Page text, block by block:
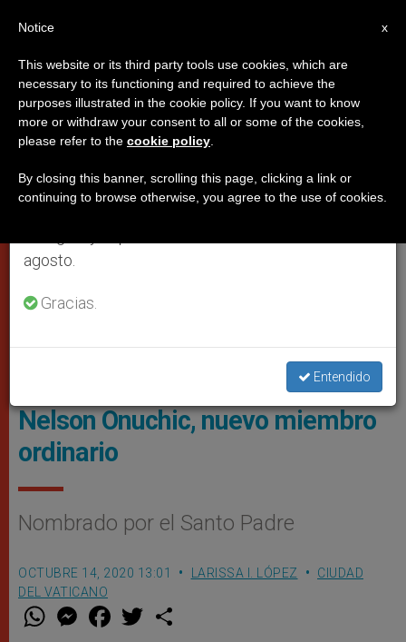
CIUDAD DEL VATICANO
José Nelson Onuchic (C) ICMC-USP
Academia de Ciencias: José
Nelson Onuchic, nuevo miembro
ordinario
Nombrado por el Santo Padre
OCTUBRE 14, 2020 13:01 LARISSA I. LÓPEZ
CIUDAD
DEL VATICANO
W M
e
F
a w
×
Aviso importante
Del 27 de julio al 7 de agosto haremos la pausa
anual, aprovechando que en el periodo de verano
se generan menos informaciones y también el
agosto.
Gracias.
Entendido
x
Notice
This website or its third party tools use cookies, which are
necessary to its functioning and required to achieve the
purposes illustrated in the cookie policy. If you want to know
more or withdraw your consent to all or some of the cookies,
please refer to the cookie policy
By closing this banner, scrolling this page, clicking a link or
continuing to browse otherwise, you agree to the use of cookies.